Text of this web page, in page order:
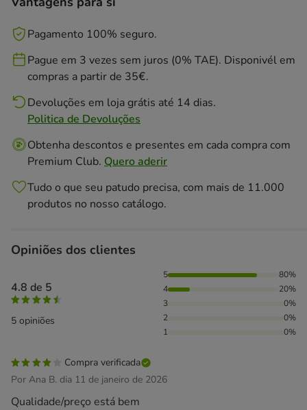
Pagamento 100% seguro.
Pague em 3 vezes sem juros (0% TAE). Disponivél em
compras a partir de 35€.
Devoluções em loja grátis até 14 dias.
Politica de Devoluções
Obtenha descontos e presentes em cada compra com
Premium Club. Quero aderir
Tudo o que seu patudo precisa, com mais de 11.000
produtos no nosso catálogo.
Opiniões dos clientes
4.8 de 5
5 opiniões
80% das pessoas avaliaram com 5 estrelas, 20% das
5
80%
4
20%
3
0%
2
0%
1
0%
Compra verificada
Por Ana B. dia 11 de janeiro de 2026
Qualidade/preço está bem